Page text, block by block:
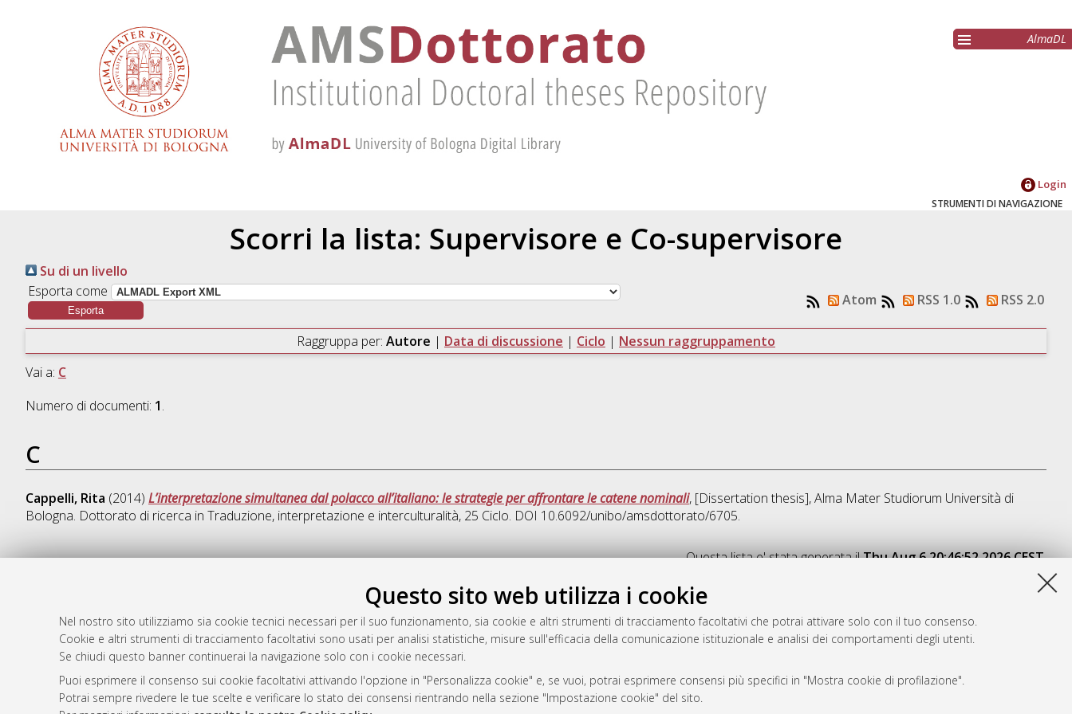
Questo sito web utilizza i cookie
Nel nostro sito utilizziamo sia cookie tecnici necessari per il suo funzionamento, sia cookie e altri strumenti di tracciamento facoltativi che potrai attivare solo con il tuo consenso.
Cookie e altri strumenti di tracciamento facoltativi sono usati per analisi statistiche, misure sull'efficacia della comunicazione istituzionale e analisi dei comportamenti degli utenti.
Se chiudi questo banner continuerai la navigazione solo con i cookie necessari.
Puoi esprimere il consenso sui cookie facoltativi attivando l'opzione in "Personalizza cookie" e, se vuoi, potrai esprimere consensi più specifici in "Mostra cookie di profilazione".
Potrai sempre rivedere le tue scelte e verificare lo stato dei consensi rientrando nella sezione "Impostazione cookie" del sito.
AlmaDL
Login
STRUMENTI DI NAVIGAZIONE
Scorri la lista: Supervisore e Co-supervisore
Su di un livello
Esporta come
Atom RSS 1.0 RSS 2.0
Raggruppa per: Autore | Data di discussione | Ciclo | Nessun raggruppamento
Vai a: C
Numero di documenti: 1.
C
Cappelli, Rita (2014) L’interpretazione simultanea dal polacco all’italiano: le strategie per affrontare le catene nominali, [Dissertation thesis], Alma Mater Studiorum Università di
Bologna. Dottorato di ricerca in Traduzione, interpretazione e interculturalità, 25 Ciclo. DOI 10.6092/unibo/amsdottorato/6705.
Questa lista e' stata generata ilThu Aug 6 20:46:52 2026 CEST.
Rss 1.0
Rss 2.0
AMS Dottorato
ISSN: 2038-7946
Servizio implementato e gestito daAlmaDL
Impostazioni Cookie
Informativa sulla privacy
Condizioni d’uso del sito